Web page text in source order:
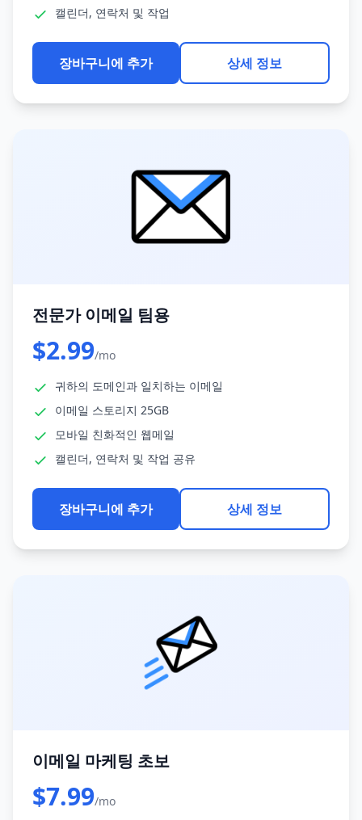
캘린더, 연락처 및 작업
장바구니에 추가 상세 정보
전문가 이메일 팀용
$2.99/mo
귀하의 도메인과 일치하는 이메일
이메일 스토리지 25GB
모바일 친화적인 웹메일
캘린더, 연락처 및 작업 공유
장바구니에 추가 상세 정보
이메일 마케팅 초보
$7.99/mo